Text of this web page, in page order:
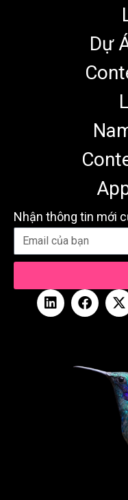
Dự
Nhận thông tin mới